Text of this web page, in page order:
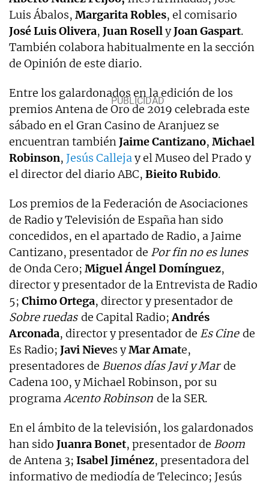
Luis Ábalos, Margarita Robles, el comisario
José Luis Olivera, Juan RosellyJoan Gaspart.
También colabora habitualmente en la sección
de Opinión de este diario.
Entre los galardonados en la edición de los
premios Antena de Oro de 2019 celebrada este
sábado en el Gran Casino de Aranjuez se
encuentran tambiénJaime Cantizano, Michael
Robinson, Jesús Callejay el Museo del Prado y
el director del diario ABC, Bieito Rubido.
Los premios de la Federación de Asociaciones
de Radio y Televisión de España han sido
concedidos, en el apartado de Radio, a Jaime
Cantizano, presentador de Por fin no es lunes
de Onda Cero; Miguel Ángel Domínguez,
director y presentador de la Entrevista de Radio
5; Chimo Ortega, director y presentador de
Sobre ruedas de Capital Radio;Andrés
Arconada, director y presentador de Es Cine de
Es Radio; Javi Nieves yMar Amate,
presentadores de Buenos días Javi y Marde
Cadena 100, y Michael Robinson, por su
programaAcento Robinson de la SER.
En el ámbito de la televisión, los galardonados
han sido Juanra Bonet, presentador de Boom
de Antena 3; Isabel Jiménez, presentadora del
informativo de mediodía de Telecinco; Jesús